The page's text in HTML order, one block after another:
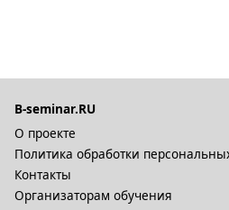
B-seminar.RU
О проекте
Политика обработки
Контакты
Организаторам обучения